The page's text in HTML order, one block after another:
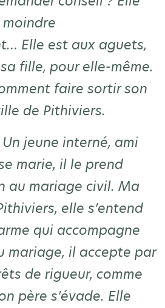
Elle est aux aguets,
fille, pour elle-même.
faire sortir son
de Pithiviers.
jeune interné, ami
marie, il le prend
au mariage civil. Ma
elle s’entend
qui accompagne
mariage, il accepte par
de rigueur, comme
père s’évade. Elle